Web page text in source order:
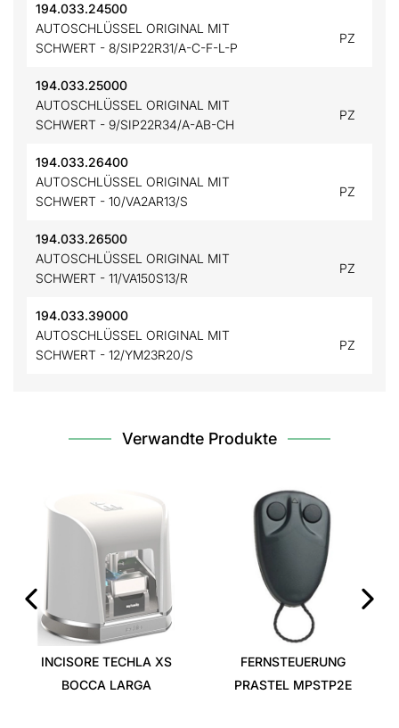
194.033.24500
AUTOSCHLÜSSEL ORIGINAL MIT
SCHWERT - 8/SIP22R31/A-C-F-L-P
PZ
194.033.25000
AUTOSCHLÜSSEL ORIGINAL MIT
SCHWERT - 9/SIP22R34/A-AB-CH
PZ
194.033.26400
AUTOSCHLÜSSEL ORIGINAL MIT
SCHWERT - 10/VA2AR13/S
PZ
194.033.26500
AUTOSCHLÜSSEL ORIGINAL MIT
SCHWERT - 11/VA150S13/R
PZ
194.033.39000
AUTOSCHLÜSSEL ORIGINAL MIT
SCHWERT - 12/YM23R20/S
PZ
Verwandte Produkte
INCISORE TECHLA XS
BOCCA LARGA
FERNSTEUERUNG
PRASTEL MPSTP2E